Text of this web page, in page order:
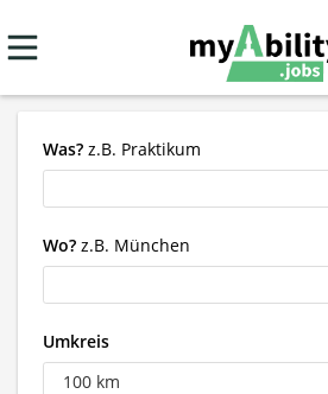
Was? z.B. Praktikum
Wo? z.B. München
Umkreis